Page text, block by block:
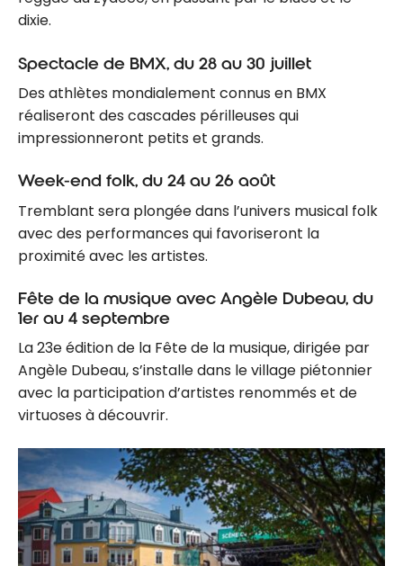
dixie.
Spectacle de BMX, du 28 au 30 juillet
Des athlètes mondialement connus en BMX
réaliseront des cascades périlleuses qui
impressionneront petits et grands.
Week-end folk, du 24 au 26 août
Tremblant sera plongée dans l’univers musical folk
avec des performances qui favoriseront la
proximité avec les artistes.
Fête de la musique avec Angèle Dubeau, du
1er au 4 septembre
La 23e édition de la Fête de la musique, dirigée par
Angèle Dubeau, s’installe dans le village piétonnier
avec la participation d’artistes renommés et de
virtuoses à découvrir.